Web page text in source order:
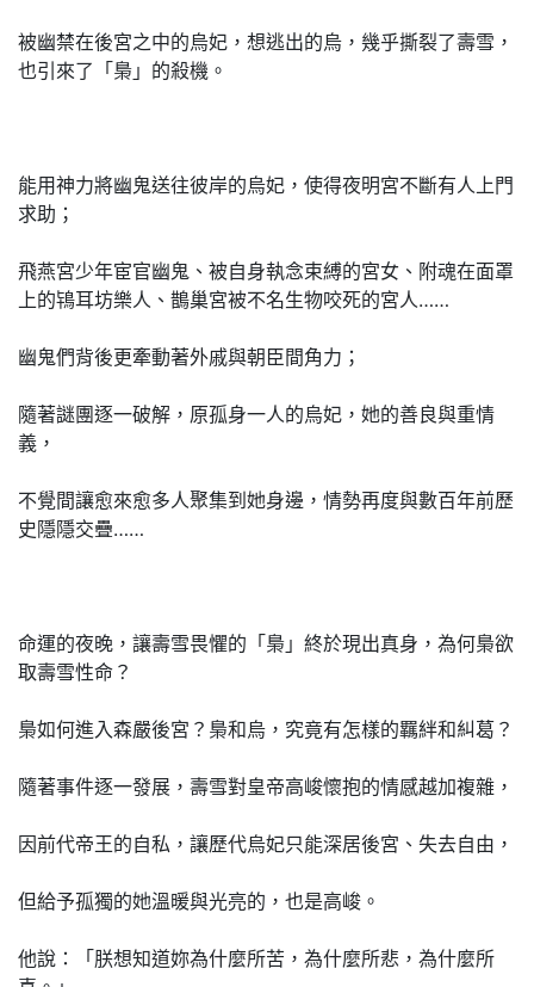
被幽禁在後宮之中的烏妃，想逃出的烏，幾乎撕裂了壽雪，
也引來了「梟」的殺機。
能用神力將幽鬼送往彼岸的烏妃，使得夜明宮不斷有人上門
求助；
飛燕宮少年宦官幽鬼、被自身執念束縛的宮女、附魂在面罩
上的鴇耳坊樂人、鵲巢宮被不名生物咬死的宮人……
幽鬼們背後更牽動著外戚與朝臣間角力；
隨著謎團逐一破解，原孤身一人的烏妃，她的善良與重情
義，
不覺間讓愈來愈多人聚集到她身邊，情勢再度與數百年前歷
史隱隱交疊……
命運的夜晚，讓壽雪畏懼的「梟」終於現出真身，為何梟欲
取壽雪性命？
梟如何進入森嚴後宮？梟和烏，究竟有怎樣的羈絆和糾葛？
隨著事件逐一發展，壽雪對皇帝高峻懷抱的情感越加複雜，
因前代帝王的自私，讓歷代烏妃只能深居後宮、失去自由，
但給予孤獨的她溫暖與光亮的，也是高峻。
他說：「朕想知道妳為什麼所苦，為什麼所悲，為什麼所